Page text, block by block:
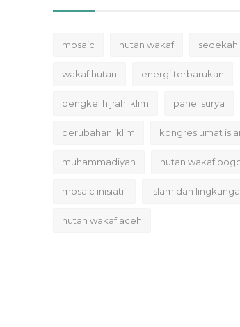
mosaic hutan wakaf
wakaf hutan energi terbarukan
bengkel hijrah iklim panel surya
perubahan iklim kongres umat
muhammadiyah hutan wakaf
mosaic inisiatif islam dan
hutan wakaf aceh